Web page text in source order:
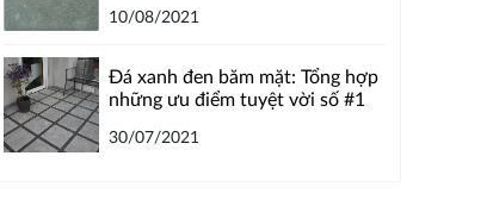
10/08/2021
Đá xanh đen băm mặt: Tổng hợp
những ưu điểm tuyệt vời số #1
30/07/2021